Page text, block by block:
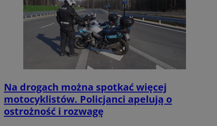
Na drogach można spotkać więcej
motocyklistów. Policjanci apelują o
ostrożność i rozwagę